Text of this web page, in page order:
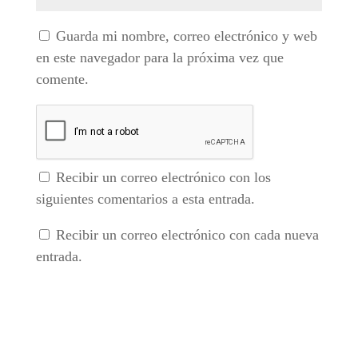
Guarda mi nombre, correo electrónico y web
en este navegador para la próxima vez que
comente.
Recibir un correo electrónico con los
siguientes comentarios a esta entrada.
Recibir un correo electrónico con cada nueva
entrada.